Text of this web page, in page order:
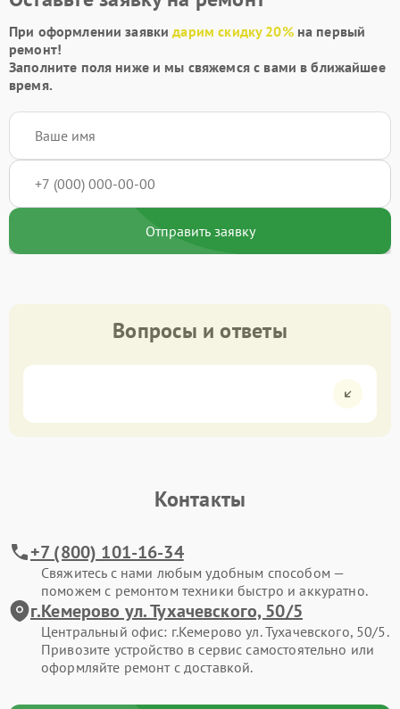
При оформлении заявкидарим скидку 20%на первый
ремонт!
Заполните поля ниже и мы свяжемся с вами в ближайшее
время.
Отправить заявку
Вопросы и ответы
Контакты
+7 (800) 101-16-34
Свяжитесь с нами любым удобным способом —
поможем с ремонтом техники быстро и аккуратно.
г.Кемерово ул. Тухачевского, 50/5
Центральный офис: г.Кемерово ул. Тухачевского, 50/5.
Привозите устройство в сервис самостоятельно или
оформляйте ремонт с доставкой.